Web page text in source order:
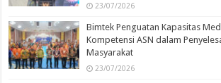
23/07/2026
Bimtek Penguatan Kapasitas
Kompetensi ASN dalam
Masyarakat
23/07/2026